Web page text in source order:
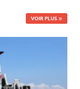
VOIR PLUS